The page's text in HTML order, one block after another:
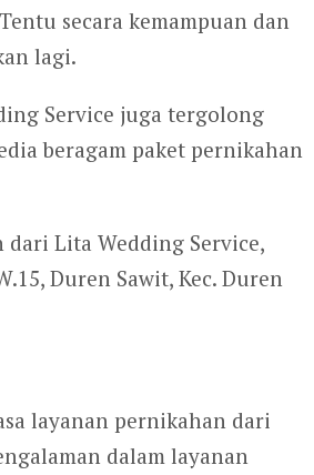
secara kemampuan dan
lagi.
Service juga tergolong
beragam paket pernikahan
Lita Wedding Service,
Duren Sawit, Kec. Duren
layanan pernikahan dari
dalam layanan